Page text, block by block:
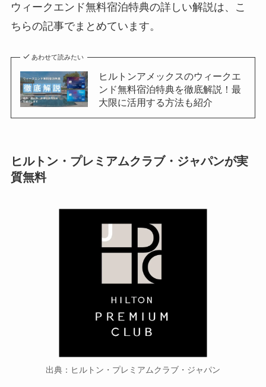
ウィークエンド無料宿泊特典の詳しい解説は、こ
ちらの記事でまとめています。
あわせて読みたい
ヒルトンアメックスのウィークエ
ンド無料宿泊特典を徹底解説！最
大限に活用する方法も紹介
ヒルトン・プレミアムクラブ・ジャパンが実
質無料
出典：ヒルトン・プレミアムクラブ・ジャパン